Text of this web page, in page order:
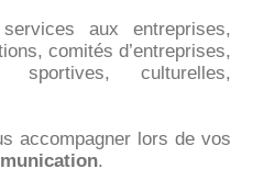
aux entreprises,
comités d’entreprises,
sportives, culturelles,
accompagner lors de vos
.